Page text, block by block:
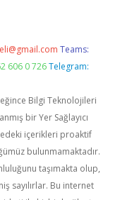
Teams:
606 0 726 Telegram:
Bilgi Teknolojileri
bir Yer Sağlayıcı
içerikleri proaktif
bulunmamaktadır.
taşımakta olup,
sayılırlar. Bu internet